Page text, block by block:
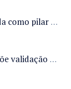
Inclusão digital é posicionada como pilar essencial da reurbanização de favelas e periferias
Projeto de Lei 1238/26 propõe validação automática do Cadastro Ambiental Rural para imóveis de até quatro módulos fiscais